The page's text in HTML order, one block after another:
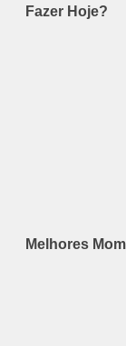
Fazer Hoje?
Melhores